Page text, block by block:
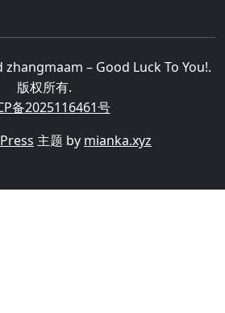
– Good Luck To You!.
版权所有.
备2025116461号
主题 by mianka.xyz